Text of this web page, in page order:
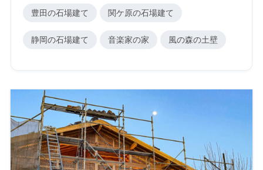
豊田の石場建て 関ケ原の石場建て
静岡の石場建て 音楽家の家 風の森の土壁